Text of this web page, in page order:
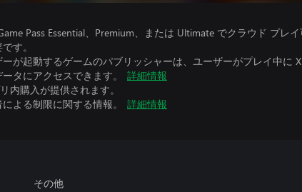
Pass Essential、Premium、または Ultimate でクラウド プレ
す。
が起動するゲームのパブリッシャーは、ユーザーがプレイ中に
タにアクセスできます。
詳細情報
内購入が提供されます。
よる制限に関する情報。
詳細情報
その他